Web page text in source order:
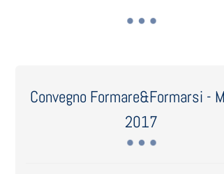
Convegno Formare&Formarsi -
2017